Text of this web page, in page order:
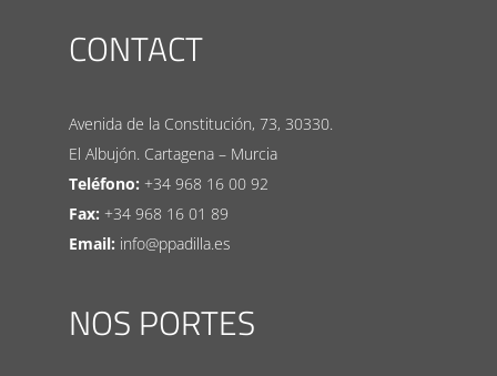
CONTACT
Avenida de la Constitución, 73, 30330.
El Albujón. Cartagena – Murcia
Teléfono: +34 968 16 00 92
Fax: +34 968 16 01 89
Email: info@ppadilla.es
NOS PORTES